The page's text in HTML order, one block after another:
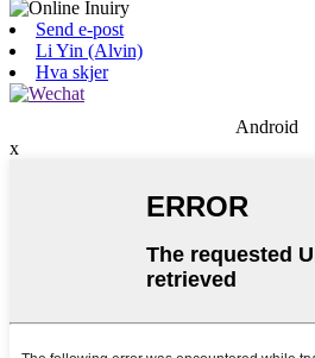
Send e-post
Li Yin (Alvin)
Hva skjer
Android
x